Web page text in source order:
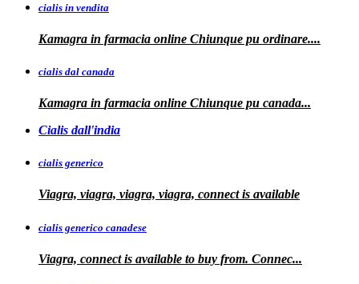
cialis in vendita
Kamagra in farmacia online Chiunque pu ordinare....
cialis dal canada
Kamagra in farmacia online Chiunque pu canada...
Cialis dall'india
cialis generico
Viagra, viagra, viagra, viagra, connect is available
cialis generico canadese
Viagra, connect is available to buy from. Connec...